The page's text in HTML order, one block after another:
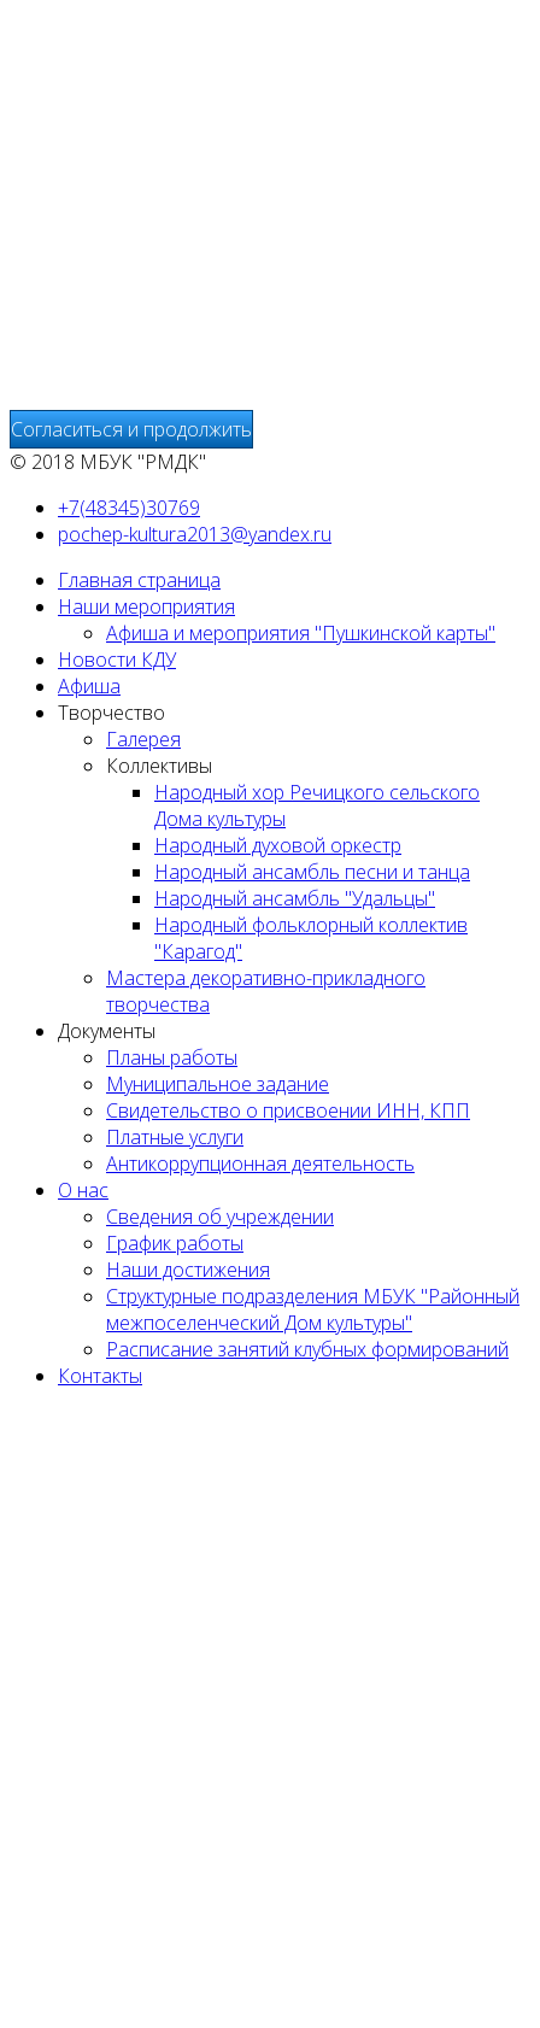
Согласиться и продолжить
© 2018 МБУК "РМДК"
+7(48345)30769
pochep-kultura2013@yandex.ru
Главная страница
Наши мероприятия
Афиша и мероприятия "Пушкинской карты"
Новости КДУ
Афиша
Творчество
Галерея
Коллективы
Народный хор Речицкого сельского
Дома культуры
Народный духовой оркестр
Народный ансамбль песни и танца
Народный ансамбль "Удальцы"
Народный фольклорный коллектив
"Карагод"
Мастера декоративно-прикладного
творчества
Документы
Планы работы
Муниципальное задание
Cвидетельство о присвоении ИНН, КПП
Платные услуги
Антикоррупционная деятельность
О нас
Сведения об учреждении
График работы
Наши достижения
Структурные подразделения МБУК "Районный
межпоселенческий Дом культуры"
Расписание занятий клубных формирований
Контакты